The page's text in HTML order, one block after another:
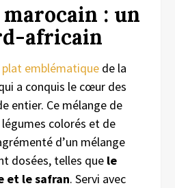
marocain : un
africain
plat emblématique de la
a conquis le cœur des
entier. Ce mélange de
colorés et de
d’un mélange
dosées, telles que le
et le safran. Servi avec